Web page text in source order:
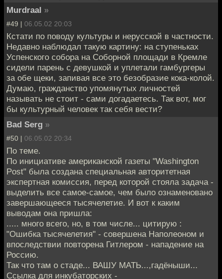
Murdraal »
#49 | 06.05.02 20:03
Кстати по поводу культуры и нерусской в частности.
Недавно наблюдал такую картину: на ступеньках
Успенского собора на Соборной площади в Кремле
сидели парень с девушкой и уплетали гамбургеры
за обе щеки, запивая все это безобразие кока-колой.
Думаю, гражданство упомянутых личностей
называть не стоит - сами догадаетесь. Так вот, мог
бы культурный человек так себя вести?
Bad Serg »
#50 | 06.05.02 20:34
По теме.
По инициативе американской газеты "Washington
Post" была создана специальная авторитетная
экспертная комиссия, перед которой стояла задача -
выделить все самое-самое, чем было ознаменовано
завершающееся тысячелетие. И вот к каким
выводам она пришла:
..... много всего, но, в том числе... цитирую :
"Ошибка тысячелетия" - совершена Наполеоном и
впоследствии повторена Гитлером - нападение на
Россию.
Так что там о стаде... ВАШУ МАТЬ...,гадёныши...
Ссылка для инкубаторских -